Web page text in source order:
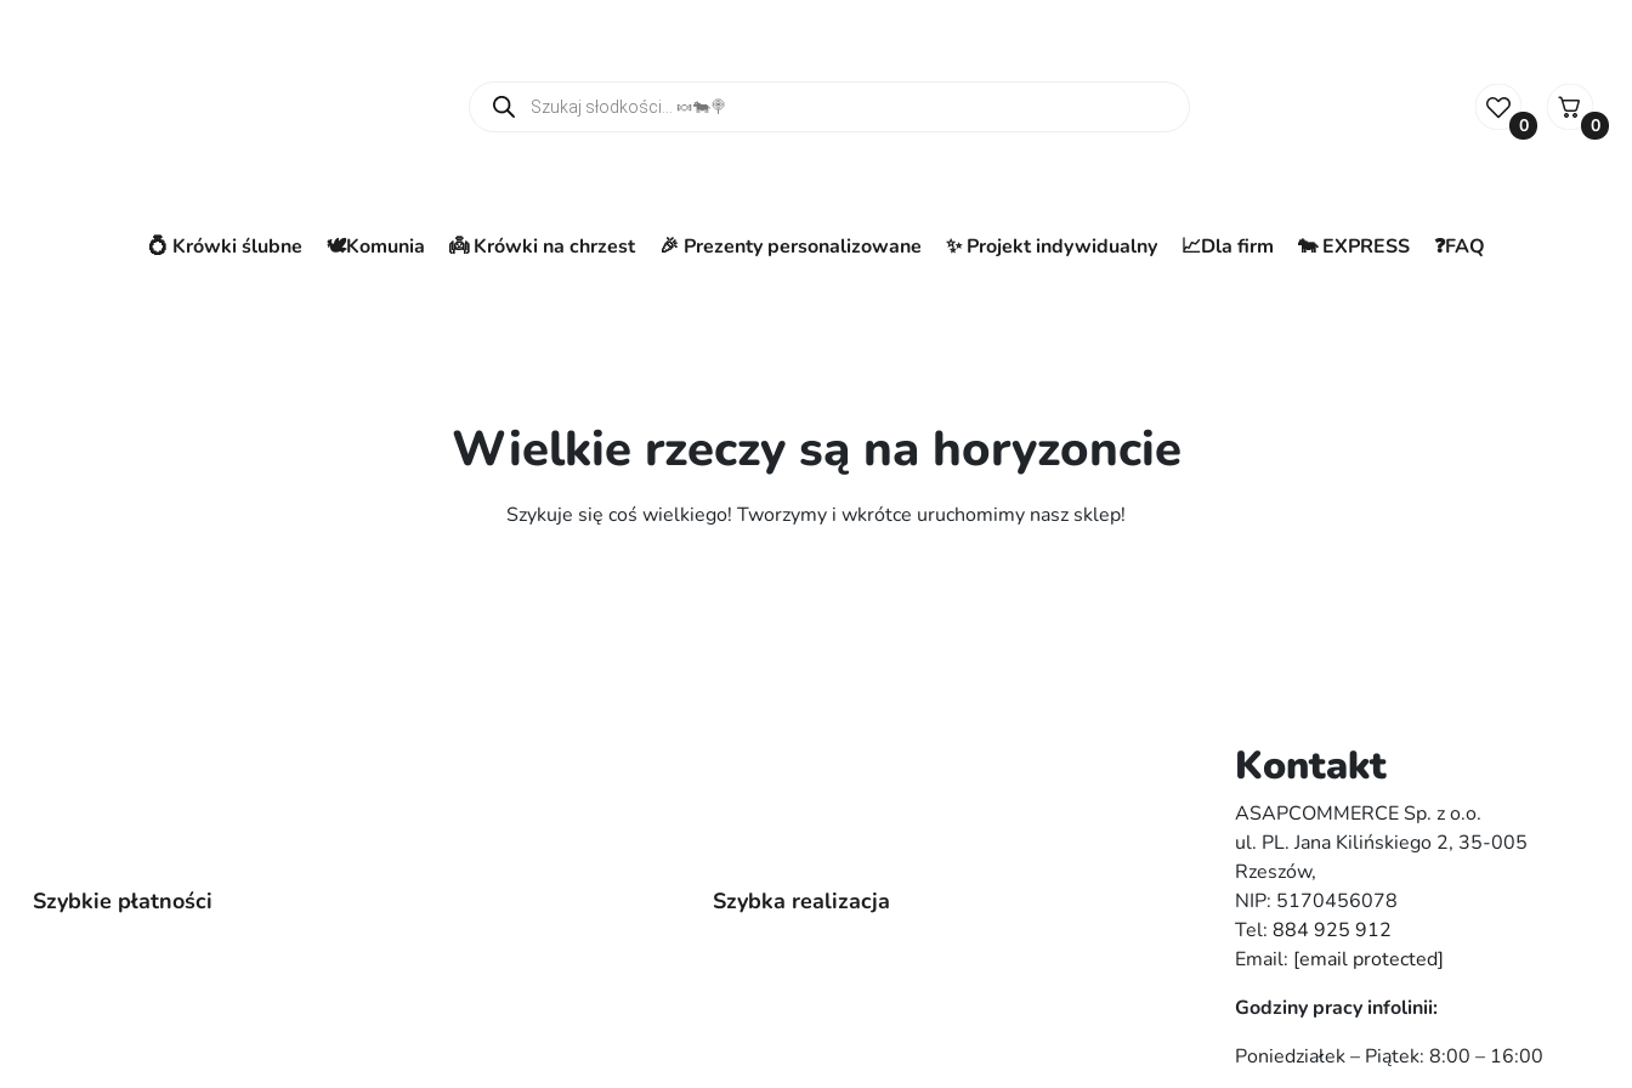
0 0
💍 Krówki ślubne 🕊️Komunia 👼 Krówki na chrzest 🎉 Prezenty personalizowane ✨ Projekt indywidualny 📈Dla firm 🐄 EXPRESS ❓FAQ
Wielkie rzeczy są na horyzoncie
Szykuje się coś wielkiego! Tworzymy i wkrótce uruchomimy nasz sklep!
Szybkie płatności Szybka realizacja
Kontakt
ASAPCOMMERCE Sp. z o.o.
ul. PL. Jana Kilińskiego 2, 35-005
Rzeszów,
NIP: 5170456078
Tel: 884 925 912
Email: [email protected]
Godziny pracy infolinii:
Poniedziałek – Piątek: 8:00 – 16:00